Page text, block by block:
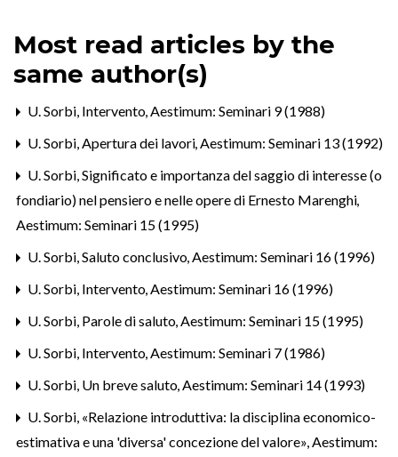
Most read articles by the
same author(s)
U. Sorbi, Intervento,Aestimum: Seminari 9 (1988)
U. Sorbi,Apertura dei lavori,Aestimum: Seminari 13 (1992)
U. Sorbi,Significato e importanza del saggio di interesse (o
fondiario) nel pensiero e nelle opere di Ernesto Marenghi,
Aestimum: Seminari 15 (1995)
U. Sorbi,Saluto conclusivo,Aestimum: Seminari 16 (1996)
U. Sorbi, Intervento,Aestimum: Seminari 16 (1996)
U. Sorbi, Parole di saluto,Aestimum: Seminari 15 (1995)
U. Sorbi, Intervento,Aestimum: Seminari 7 (1986)
U. Sorbi, Un breve saluto,Aestimum: Seminari 14 (1993)
U. Sorbi, «Relazione introduttiva: la disciplina economico-
estimativa e una 'diversa' concezione del valore»,Aestimum: